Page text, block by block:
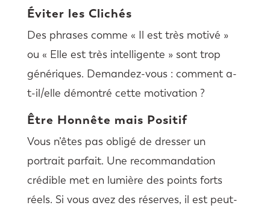
Éviter les Clichés
Des phrases comme « Il est très motivé »
ou « Elle est très intelligente » sont trop
génériques. Demandez-vous : comment a-
t-il/elle démontré cette motivation ?
Être Honnête mais Positif
Vous n’êtes pas obligé de dresser un
portrait parfait. Une recommandation
crédible met en lumière des points forts
réels. Si vous avez des réserves, il est peut-